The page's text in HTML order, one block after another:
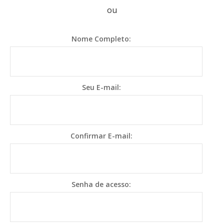
ou
Nome Completo:
Seu E-mail:
Confirmar E-mail:
Senha de acesso: